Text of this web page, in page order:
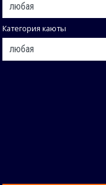
Категория каюты